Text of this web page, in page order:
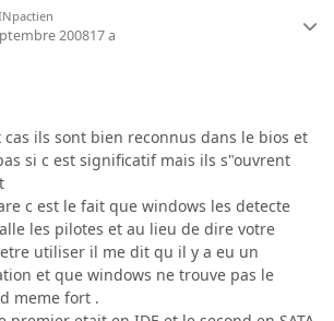
200817 a
cas ils sont bien reconnus dans le bios et
si c est significatif mais ils s"ouvrent
c est le fait que windows les detecte
les pilotes et au lieu de dire votre
utiliser il me dit qu il y a eu un
et que windows ne trouve pas le
meme fort .